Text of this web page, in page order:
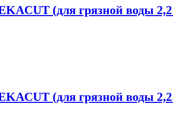
(для грязной воды
(для грязной воды